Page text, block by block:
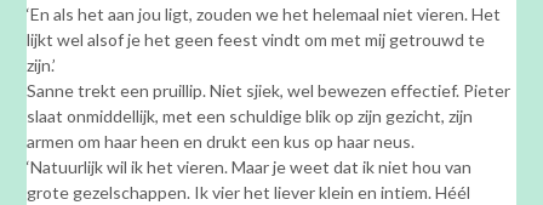
‘En als het aan jou ligt, zouden we het helemaal niet vieren. Het
lijkt wel alsof je het geen feest vindt om met mij getrouwd te
zijn.’
Sanne trekt een pruillip. Niet sjiek, wel bewezen effectief. Pieter
slaat onmiddellijk, met een schuldige blik op zijn gezicht, zijn
armen om haar heen en drukt een kus op haar neus.
‘Natuurlijk wil ik het vieren. Maar je weet dat ik niet hou van
grote gezelschappen. Ik vier het liever klein en intiem. Héél